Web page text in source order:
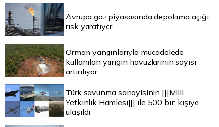
Avrupa gaz piyasasında depolama açığı
risk yaratıyor
Orman yangınlarıyla mücadelede
kullanılan yangın havuzlarının sayısı
artırılıyor
Türk savunma sanayisinin |||Milli
Yetkinlik Hamlesi||| ile 500 bin kişiye
ulaşıldı